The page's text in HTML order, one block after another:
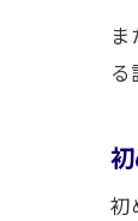
る
初